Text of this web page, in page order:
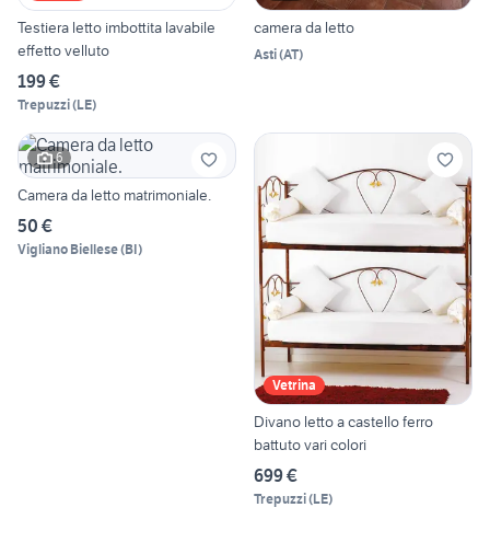
Testiera letto imbottita lavabile
effetto velluto
199 €
Trepuzzi(LE)
camera da letto
Asti(AT)
6
Camera da letto matrimoniale.
50 €
Vigliano Biellese(BI)
Vetrina
Divano letto a castello ferro
battuto vari colori
699 €
Trepuzzi(LE)